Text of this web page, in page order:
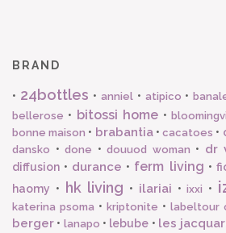
BRAND
• 24bottles • anniel• atipico •
bellerose • bitossi home •
bonne maison • brabantia•cacatoes •
dansko • done • douuod woman • dr
diffusion • durance • ferm living •
haomy • hk living • ilariai •ixxi •
katerina psoma • kriptonite • labeltour
berger • lanapo • lebube • les